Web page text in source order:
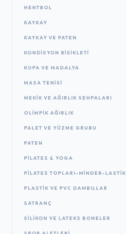
HENTBOL
KAYKAY
KAYKAY VE PATEN
KONDISYON BISIKLETI
KUPA VE MADALYA
MASA TENISI
MEKIK VE AĞIRLIK SEHPALARI
OLIMPIK AĞIRLIK
PALET VE YÜZME GRUBU
PATEN
PILATES & YOGA
PILATES TOPLARI-MINDER-LASTIK
PLASTIK VE PVC DAMBILLAR
SATRANÇ
SILIKON VE LATEKS BONELER